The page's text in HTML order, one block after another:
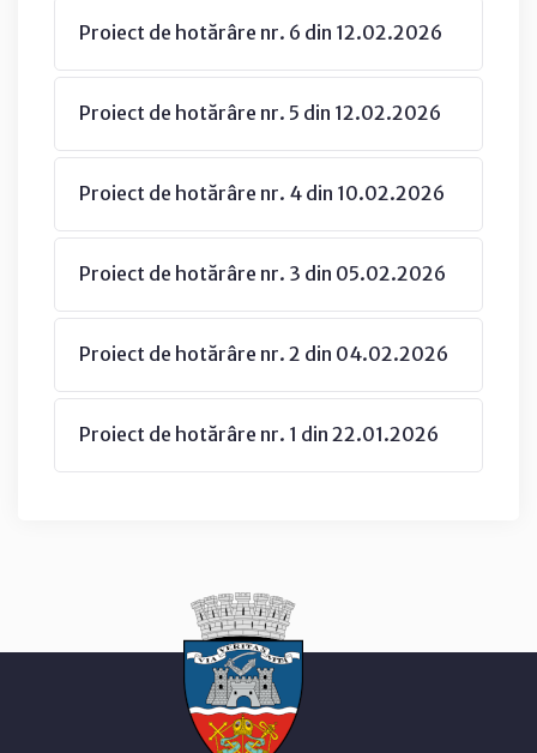
Proiect de hotărâre nr. 6 din 12.02.2026
Proiect de hotărâre nr. 5 din 12.02.2026
Proiect de hotărâre nr. 4 din 10.02.2026
Proiect de hotărâre nr. 3 din 05.02.2026
Proiect de hotărâre nr. 2 din 04.02.2026
Proiect de hotărâre nr. 1 din 22.01.2026